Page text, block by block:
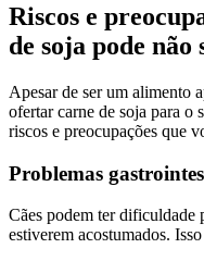
Riscos e
de soja pode não
Apesar de ser um alimento
ofertar carne de soja para o
riscos e preocupações que
Problemas
Cães podem ter dificuldade
estiverem acostumados.